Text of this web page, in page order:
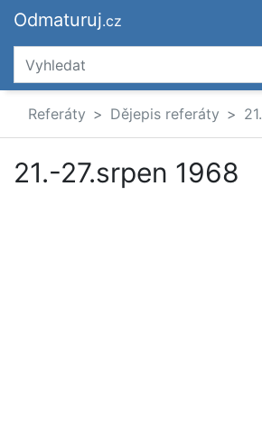
Odmaturuj.cz
Referáty Dějepis referáty
21.-27.srpen 1968